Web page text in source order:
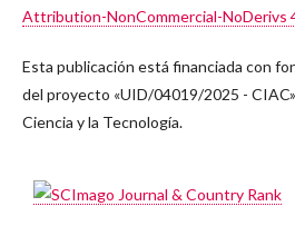
Attribution-NonCommercial-NoDerivs
Esta publicación está financiada con
del proyecto «UID/04019/2025 -
Ciencia y la Tecnología.